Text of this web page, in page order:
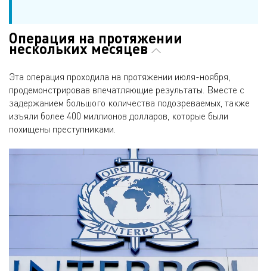
Операция на протяжении
нескольких месяцев
Эта операция проходила на протяжении июля-ноября,
продемонстрировав впечатляющие результаты. Вместе с
задержанием большого количества подозреваемых, также
изъяли более 400 миллионов долларов, которые были
похищены преступниками.